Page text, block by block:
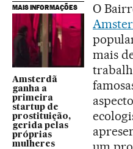
MAIS INFORMAÇÕES
Amsterdã
ganha a
primeira
startup de
prostituição,
gerida pelas
próprias
mulheres
O
mais